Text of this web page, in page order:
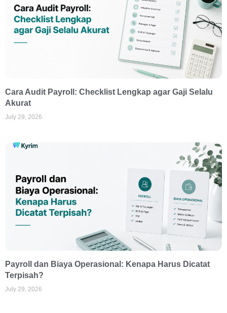
Cara Audit Payroll: Checklist Lengkap agar Gaji Selalu
Akurat
July 29, 2026
Payroll dan Biaya Operasional: Kenapa Harus Dicatat
Terpisah?
July 29, 2026